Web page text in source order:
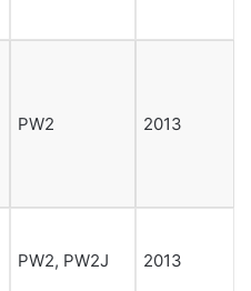
PW2 2013
PW2, PW2J 2013